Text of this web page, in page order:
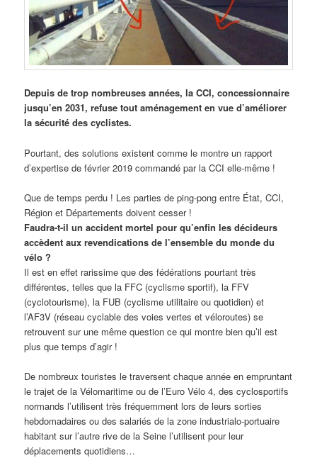
Depuis de trop nombreuses années, la CCI, concessionnaire
jusqu’en 2031, refuse tout aménagement en vue d’améliorer
la sécurité des cyclistes.
Pourtant, des solutions existent comme le montre un rapport
d’expertise de février 2019 commandé par la CCI elle-même !
Que de temps perdu ! Les parties de ping-pong entre État, CCI,
Région et Départements doivent cesser !
Faudra-t-il un accident mortel pour qu’enfin les décideurs
accèdent aux revendications de l’ensemble du monde du
vélo ?
Il est en effet rarissime que des fédérations pourtant très
différentes, telles que la FFC (cyclisme sportif), la FFV
(cyclotourisme), la FUB (cyclisme utilitaire ou quotidien) et
l’AF3V (réseau cyclable des voies vertes et véloroutes) se
retrouvent sur une même question ce qui montre bien qu’il est
plus que temps d’agir !
De nombreux touristes le traversent chaque année en empruntant
le trajet de la Vélomaritime ou de l’Euro Vélo 4, des cyclosportifs
normands l’utilisent très fréquemment lors de leurs sorties
hebdomadaires ou des salariés de la zone industrialo-portuaire
habitant sur l’autre rive de la Seine l’utilisent pour leur
déplacements quotidiens…